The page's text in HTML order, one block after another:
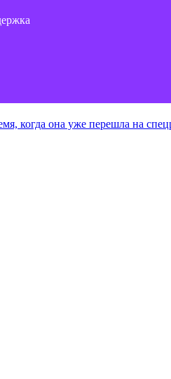
когда она уже перешла на